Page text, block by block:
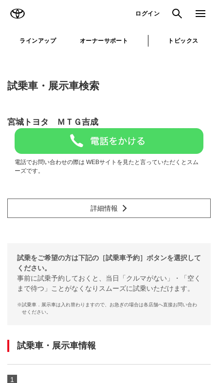
ログイン 検索 メニュ
ラインアップ オーナーサポート トピックス
試乗車・展示車検索
宮城トヨタ ＭＴＧ吉成
電話でお問い合わせの際は WEBサイトを見たと言っていただくとスム
ーズです。
詳細情報
試乗をご希望の方は下記の［試乗車予約］ボタンを選択して
ください。
事前に試乗予約しておくと、当日「クルマがない」・「空く
まで待つ」ことがなくなりスムーズに試乗いただけます。
※試乗車．展示車は入れ替わりますので、お急ぎの場合は各店舗へ直接お問い合わ
せください。
試乗車・展示車情報
1